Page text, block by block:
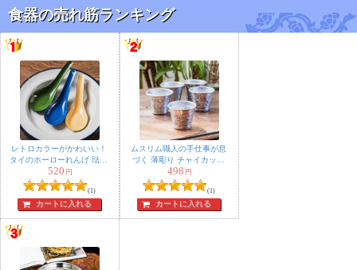
食器の売れ筋ランキング
レトロカラーがかわいい！
タイのホーローれんげ 琺瑯
Rabbit ブランド スプーン
520 円
(1)
カートに入れる
ムスリム職人の手仕事が息
づく 薄彫り チャイカップ
ショットグラス 高さ5.5cm
程度
498 円
(1)
カートに入れる